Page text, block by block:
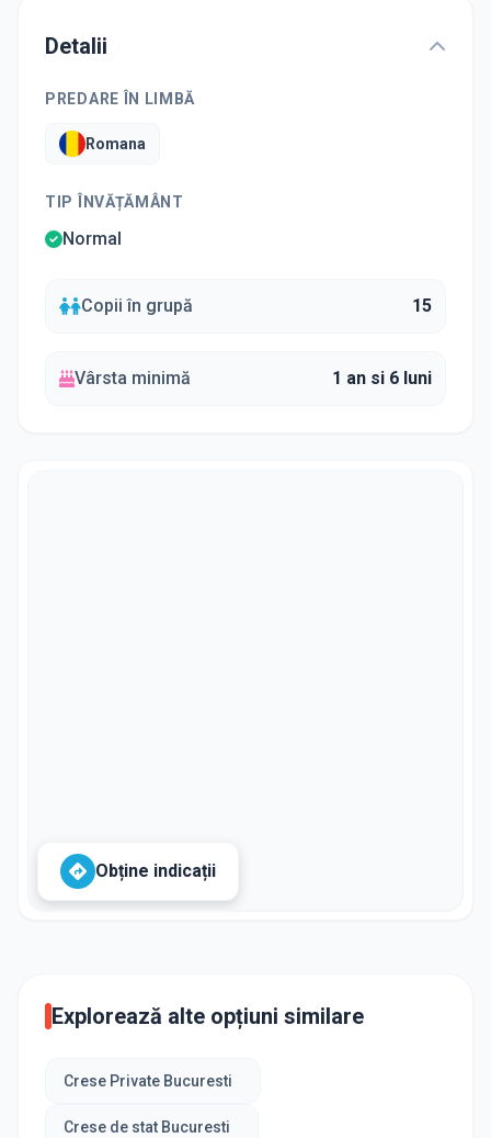
Detalii
PREDARE ÎN LIMBĂ
Romana
TIP ÎNVĂȚĂMÂNT
Normal
Copii în grupă 15
Vârsta minimă 1 an si 6 luni
Obține indicații
Explorează alte opțiuni similare
Crese Private Bucuresti
Crese de stat Bucuresti